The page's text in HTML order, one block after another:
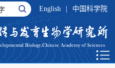
English 中国科学院